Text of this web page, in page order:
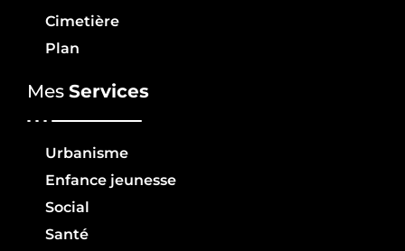
Cimetière
Plan
Mes Services
Urbanisme
Enfance jeunesse
Social
Santé